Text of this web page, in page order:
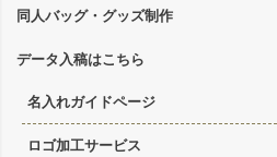
同人バッグ・グッズ制作
データ入稿はこちら
名入れガイドページ
ロゴ加工サービス